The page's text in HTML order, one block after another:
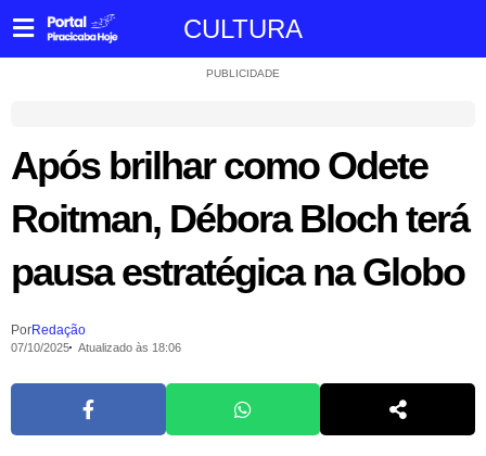
CULTURA
PUBLICIDADE
Após brilhar como Odete
Roitman, Débora Bloch terá
pausa estratégica na Globo
PorRedação
07/10/2025 Atualizado às 18:06